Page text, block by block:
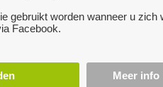
gebruikt worden wanneer u zich
Facebook.
Meer info
Troeven:
Totale oppervlakte:
mogelijkheden na